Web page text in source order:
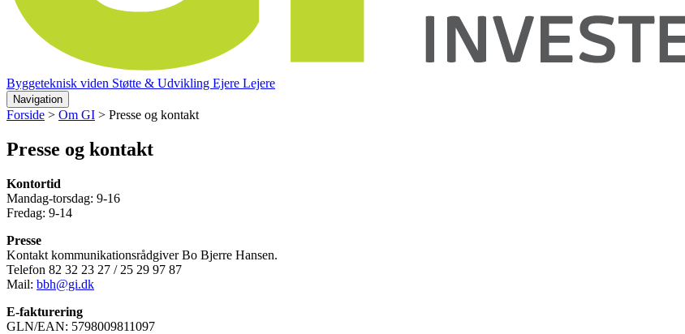
Byggeteknisk viden Støtte & Udvikling Ejere Lejere
Navigation
Forside > Om GI > Presse og kontakt
Presse og kontakt
Kontortid
Mandag-torsdag: 9-16
Fredag: 9-14
Presse
Kontakt kommunikationsrådgiver Bo Bjerre Hansen.
Telefon 82 32 23 27 / 25 29 97 87
Mail: bbh@gi.dk
E-fakturering
GLN/EAN: 5798009811097